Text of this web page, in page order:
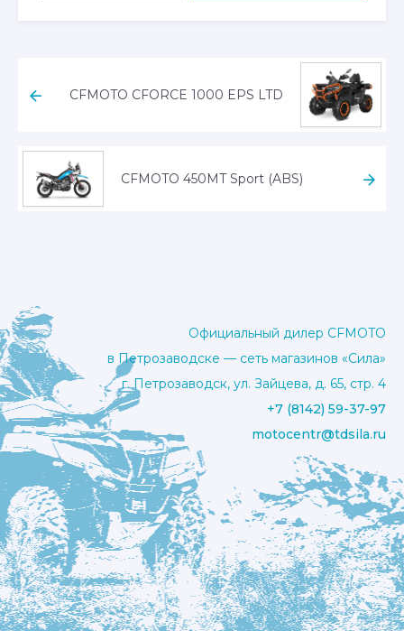
Опции
странице
CFMOTO CFORCE 1000 EPS LTD
CFMOTO 450MT Sport (ABS)
Официальный дилер CFMOTO
в Петрозаводске — сеть магазинов «Сила»
г. Петрозаводск, ул. Зайцева, д. 65, стр. 4
+7 (8142) 59-37-97
motocentr@tdsila.ru